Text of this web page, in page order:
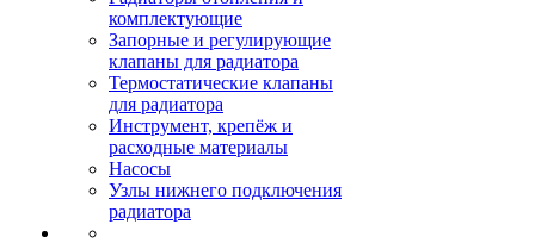
комплектующие
Запорные и регулирующие
клапаны для радиатора
Термостатические клапаны
для радиатора
Инструмент, крепёж и
расходные материалы
Насосы
Узлы нижнего подключения
радиатора